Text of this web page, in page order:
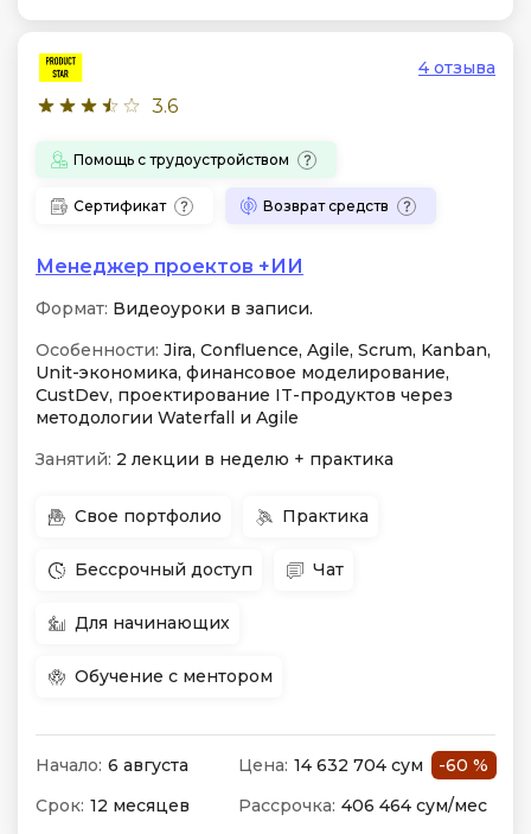
3.6
4 отзыва
Помощь с трудоустройством
Сертификат Возврат средств
Менеджер проектов +ИИ
Формат: Видеоуроки в записи.
Особенности: Jira, Confluence, Agile, Scrum, Kanban,
Unit-экономика, финансовое моделирование,
CustDev, проектирование IT-продуктов через
методологии Waterfall и Agile
Занятий: 2 лекции в неделю + практика
Свое портфолио Практика
Бессрочный доступ Чат
Для начинающих
Обучение с ментором
Начало: 6 августа Цена: 14 632 704 сум
-60 %
Срок: 12 месяцев Рассрочка: 406 464 сум/мес